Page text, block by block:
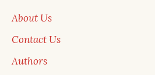
About Us
Contact Us
Authors